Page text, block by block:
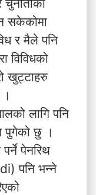
चुनौतीका
सकेकोमा
र मैले पनि
विविधको
खुट्टाहरु
लागि पनि
पुगेको छु ।
पेनरिथ
पनि भन्ने